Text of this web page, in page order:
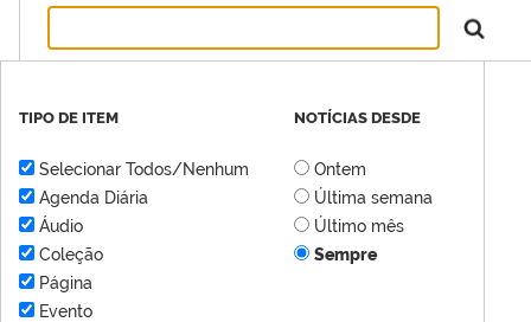
TIPO DE ITEM
Selecionar Todos/Nenhum
Agenda Diária
Áudio
Coleção
Página
Evento
NOTÍCIAS DESDE
Ontem
Última semana
Último mês
Sempre